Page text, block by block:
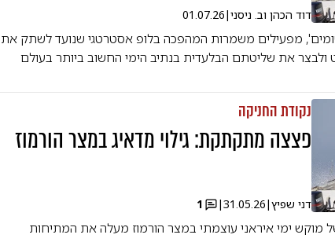
דוד הכהן וב. ניסני|
01.07.26
מפעילים משמרות המהפכה בלופ אסטרטגי שנועד לשתק את
את שליטתם הבלעדית בנתיב הימי החשוב ביותר בעולם
נקודת החניקה
פצצה מתקתקת: גילוי מדאיג במצר הורמוז
דני שפיץ|
31.05.26
|
1
מוקש ימי איראני עוצמתי במצר הורמוז מעלה את המתיחות